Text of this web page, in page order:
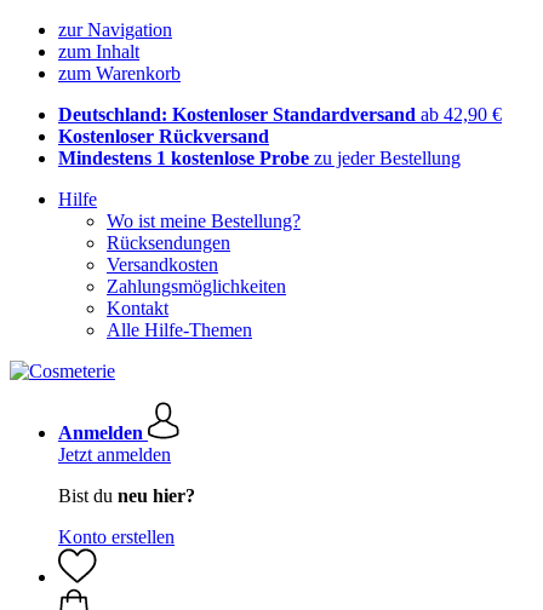
zur Navigation
zum Inhalt
zum Warenkorb
Deutschland: Kostenloser Standardversand ab 42,90 €
Kostenloser Rückversand
Mindestens 1 kostenlose Probe zu jeder Bestellung
Hilfe
Wo ist meine Bestellung?
Rücksendungen
Versandkosten
Zahlungsmöglichkeiten
Kontakt
Alle Hilfe-Themen
Anmelden
Jetzt anmelden
Bist du neu hier?
Konto erstellen